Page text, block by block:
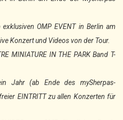
OMP EVENT in Berlin am
Konzert und Videos von der Tour.
MINIATURE IN THE PARK Band T-
Jahr (ab Ende des mySherpas-
EINTRITT zu allen Konzerten für